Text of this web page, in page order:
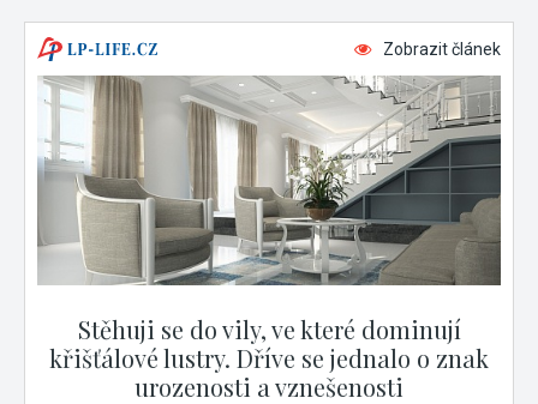
Zobrazit článek
Stěhuji se do vily, ve které dominují
křišťálové lustry. Dříve se jednalo o znak
urozenosti a vznešenosti